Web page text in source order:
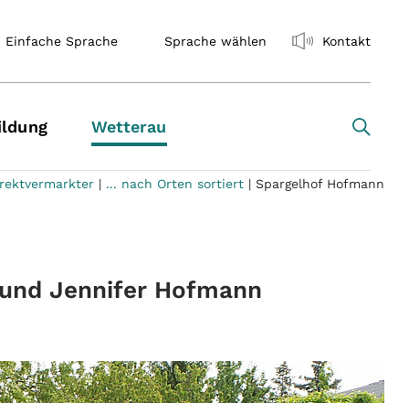
Einfache Sprache Sprache wählen Kontakt
Wetterau
| ... nach Orten sortiert| Spargelhof Hofmann
Jennifer Hofmann